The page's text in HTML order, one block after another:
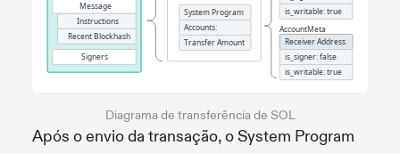
Diagrama de transferência de SOL
Após o envio da transação, o System Program